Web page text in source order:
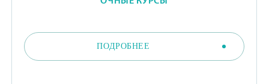
ПОДРОБНЕЕ